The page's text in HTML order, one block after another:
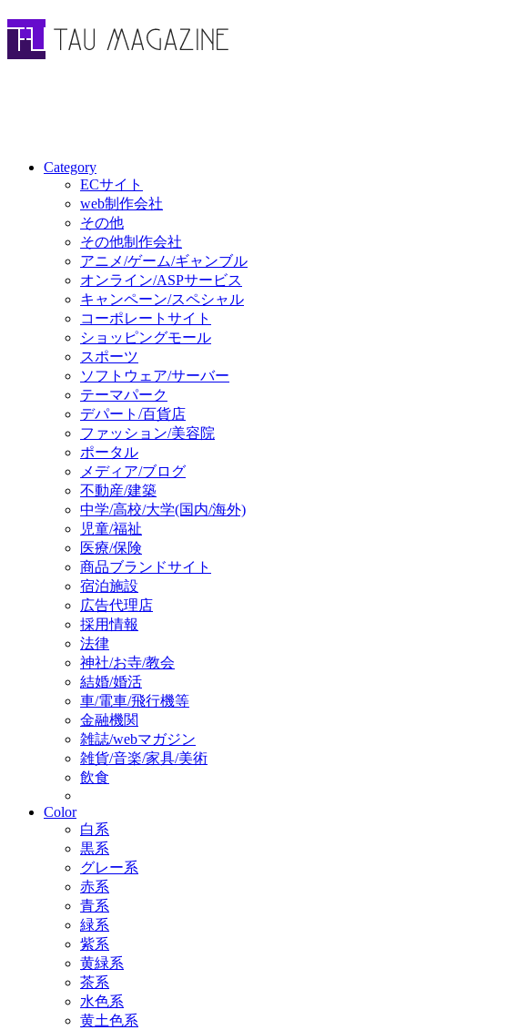
Category
ECサイト
web制作会社
その他
その他制作会社
アニメ/ゲーム/ギャンブル
オンライン/ASPサービス
キャンペーン/スペシャル
コーポレートサイト
ショッピングモール
スポーツ
ソフトウェア/サーバー
テーマパーク
デパート/百貨店
ファッション/美容院
ポータル
メディア/ブログ
不動産/建築
中学/高校/大学(国内/海外)
児童/福祉
医療/保険
商品ブランドサイト
宿泊施設
広告代理店
採用情報
法律
神社/お寺/教会
結婚/婚活
車/電車/飛行機等
金融機関
雑誌/webマガジン
雑貨/音楽/家具/美術
飲食
Color
白系
黒系
グレー系
赤系
青系
緑系
紫系
黄緑系
茶系
水色系
黄土色系